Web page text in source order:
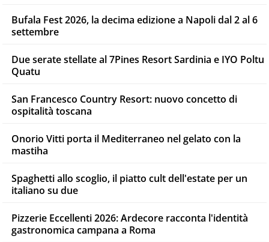
Bufala Fest 2026, la decima edizione a Napoli dal 2 al 6
settembre
Due serate stellate al 7Pines Resort Sardinia e IYO Poltu
Quatu
San Francesco Country Resort: nuovo concetto di
ospitalità toscana
Onorio Vitti porta il Mediterraneo nel gelato con la
mastiha
Spaghetti allo scoglio, il piatto cult dell'estate per un
italiano su due
Pizzerie Eccellenti 2026: Ardecore racconta l'identità
gastronomica campana a Roma